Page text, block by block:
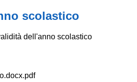
scolastico
dell'anno scolastico